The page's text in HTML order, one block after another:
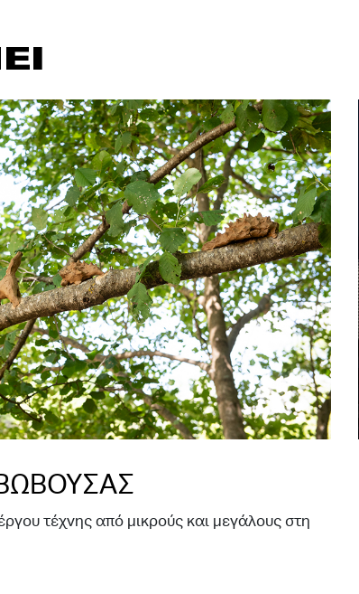
τέχνης από μικρούς και μεγάλους στη